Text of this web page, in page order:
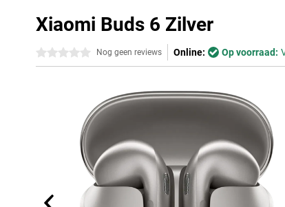
Xiaomi Buds 6 Zilver
0 sterren Nog geen reviews Online: Op voorraad: